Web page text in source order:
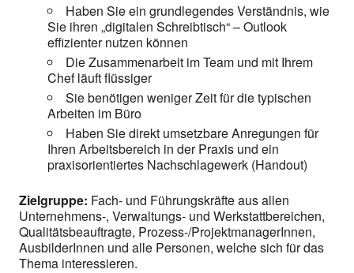
Haben Sie ein grundlegendes Verständnis, wie
Sie ihren „digitalen Schreibtisch“ – Outlook
effizienter nutzen können
Die Zusammenarbeit im Team und mit Ihrem
Chef läuft flüssiger
Sie benötigen weniger Zeit für die typischen
Arbeiten im Büro
Haben Sie direkt umsetzbare Anregungen für
Ihren Arbeitsbereich in der Praxis und ein
praxisorientiertes Nachschlagewerk (Handout)
Zielgruppe: Fach- und Führungskräfte aus allen
Unternehmens-, Verwaltungs- und Werkstattbereichen,
Qualitätsbeauftragte, Prozess-/ProjektmanagerInnen,
AusbilderInnen und alle Personen, welche sich für das
Thema interessieren.